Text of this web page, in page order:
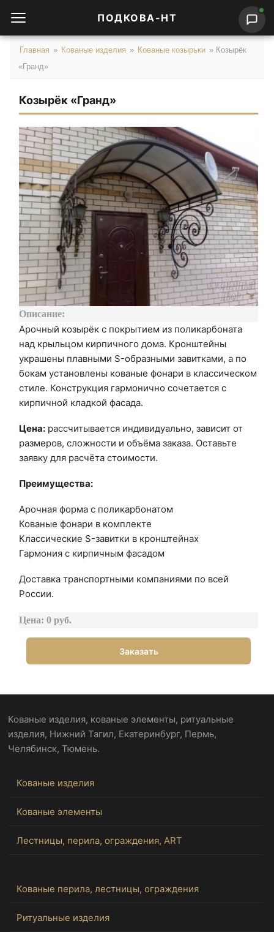
ПОДКОВА-НТ
Главная » Кованые изделия » Кованые козырьки » Козырёк
«Гранд»
Козырёк «Гранд»
Описание:
Арочный козырёк с покрытием из поликарбоната
над крыльцом кирпичного дома. Кронштейны
украшены плавными S-образными завитками, а по
бокам установлены кованые фонари в классическом
стиле. Конструкция гармонично сочетается с
кирпичной кладкой фасада.
Цена: рассчитывается индивидуально, зависит от
размеров, сложности и объёма заказа. Оставьте
заявку для расчёта стоимости.
Преимущества:
Арочная форма с поликарбонатом
Кованые фонари в комплекте
Классические S-завитки в кронштейнах
Гармония с кирпичным фасадом
Доставка транспортными компаниями по всей
России.
Цена: 0 руб.
Заказать
Кованые изделия, кованые элементы, ритуальные
изделия, Нижний Тагил, Екатеринбург, Пермь,
Челябинск, Тюмень.
Кованые изделия
Кованые элементы
Лестницы, перила, ограждения, ART
Кованые перила, лестницы, ограждения
Ритуальные изделия